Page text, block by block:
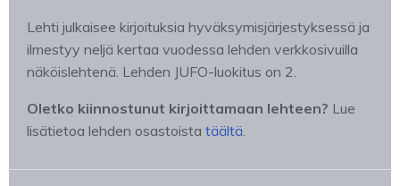
Lehti julkaisee kirjoituksia hyväksymisjärjestyksessä ja
ilmestyy neljä kertaa vuodessa lehden verkkosivuilla
näköislehtenä. Lehden JUFO-luokitus on 2.
Oletko kiinnostunut kirjoittamaan lehteen? Lue
lisätietoa lehden osastoista täältä.